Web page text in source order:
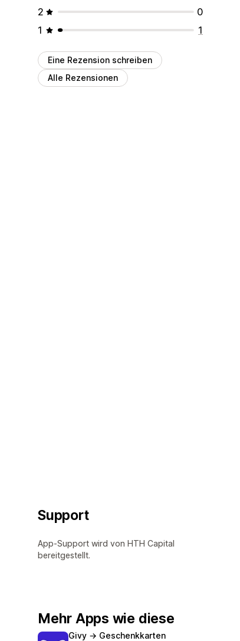
2
0
1
1
Eine Rezension schreiben
Alle Rezensionen
Support
App-Support wird von HTH Capital
bereitgestellt.
Mehr Apps wie diese
Givy → Geschenkkarten